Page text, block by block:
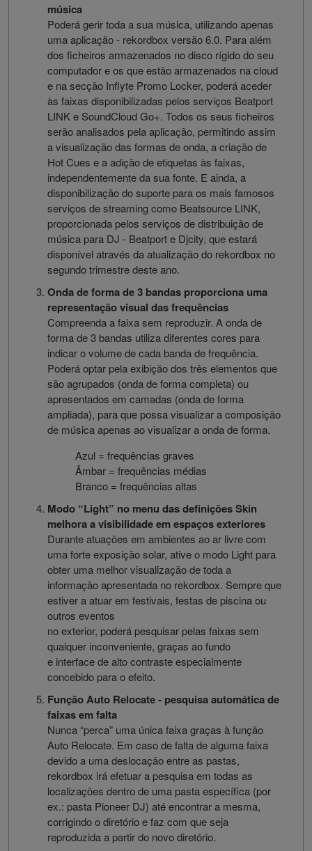
música
Poderá gerir toda a sua música, utilizando apenas
uma aplicação - rekordbox versão 6.0. Para além
dos ficheiros armazenados no disco rígido do seu
computador e os que estão armazenados na cloud
e na secção Inflyte Promo Locker, poderá aceder
às faixas disponibilizadas pelos serviços Beatport
LINK e SoundCloud Go+. Todos os seus ficheiros
serão analisados pela aplicação, permitindo assim
a visualização das formas de onda, a criação de
Hot Cues e a adição de etiquetas às faixas,
independentemente da sua fonte. E ainda, a
disponibilização do suporte para os mais famosos
serviços de streaming como Beatsource LINK,
proporcionada pelos serviços de distribuição de
música para DJ - Beatport e Djcity, que estará
disponível através da atualização do rekordbox no
segundo trimestre deste ano.
Onda de forma de 3 bandas proporciona uma
representação visual das frequências
Compreenda a faixa sem reproduzir. A onda de
forma de 3 bandas utiliza diferentes cores para
indicar o volume de cada banda de frequência.
Poderá optar pela exibição dos três elementos que
são agrupados (onda de forma completa) ou
apresentados em camadas (onda de forma
ampliada), para que possa visualizar a composição
de música apenas ao visualizar a onda de forma.
Azul = frequências graves
Âmbar = frequências médias
Branco = frequências altas
Modo “Light” no menu das definições Skin
melhora a visibilidade em espaços exteriores
Durante atuações em ambientes ao ar livre com
uma forte exposição solar, ative o modo Light para
obter uma melhor visualização de toda a
informação apresentada no rekordbox. Sempre que
estiver a atuar em festivais, festas de piscina ou
outros eventos
no exterior, poderá pesquisar pelas faixas sem
qualquer inconveniente, graças ao fundo
e interface de alto contraste especialmente
concebido para o efeito.
Função Auto Relocate - pesquisa automática de
faixas em falta
Nunca “perca” uma única faixa graças à função
Auto Relocate. Em caso de falta de alguma faixa
devido a uma deslocação entre as pastas,
rekordbox irá efetuar a pesquisa em todas as
localizações dentro de uma pasta específica (por
ex.: pasta Pioneer DJ) até encontrar a mesma,
corrigindo o diretório e faz com que seja
reproduzida a partir do novo diretório.